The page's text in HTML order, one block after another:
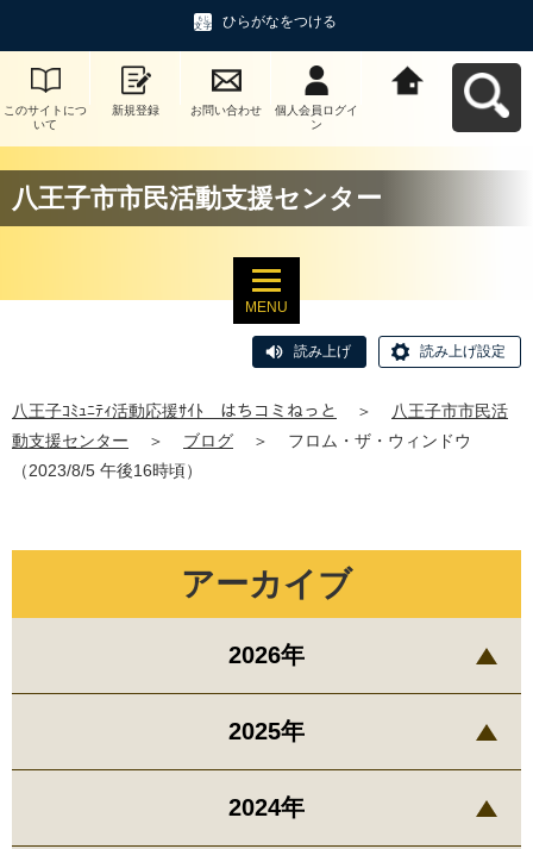
ひらがなをつける
このサイトにつ
いて
新規登録 お問い合わせ
個人会員ログイ
ン
八王子市市民活動支援センター
MENU
読み上げ 読み上げ設定
八王子ｺﾐｭﾆﾃｨ活動応援ｻｲﾄ はちコミねっと ＞
八王子市市民活
動支援センター
＞ ブログ ＞
フロム・ザ・ウィンドウ
（2023/8/5 午後16時頃）
アーカイブ
2026年
2025年
2024年